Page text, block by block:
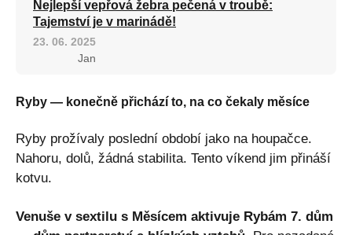
Nejlepší vepřová žebra pečená v troubě:
Tajemství je v marinádě!
23. 06. 2025
Jan
Ryby — konečně přichází to, na co čekaly měsíce
Ryby prožívaly poslední období jako na houpačce.
Nahoru, dolů, žádná stabilita. Tento víkend jim přináší
kotvu.
Venuše v sextilu s Měsícem aktivuje Rybám 7. dům